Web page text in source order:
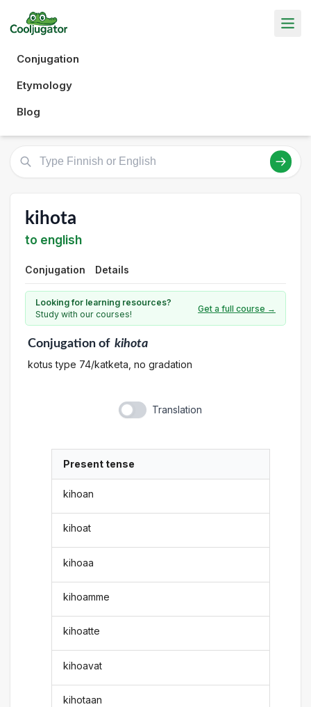
Conjugation
Etymology
Blog
kihota
to english
Conjugation Details
Looking for learning resources?
Study with our courses!
Get a full course →
Conjugationof kihota
kotus type 74/katketa, no gradation
Translation
Present tense
kihoan
kihoat
kihoaa
kihoamme
kihoatte
kihoavat
kihotaan